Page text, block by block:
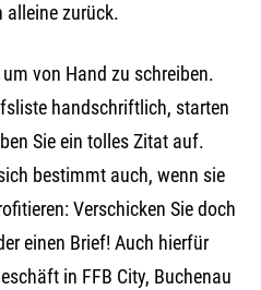
alleine zurück.
von Hand zu schreiben.
handschriftlich, starten
Sie ein tolles Zitat auf.
bestimmt auch, wenn sie
Verschicken Sie doch
einen Brief! Auch hierfür
in FFB City, Buchenau